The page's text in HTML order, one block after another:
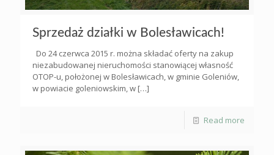
Sprzedaż działki w Bolesławicach!
Do 24 czerwca 2015 r. można składać oferty na zakup
niezabudowanej nieruchomości stanowiącej własność
OTOP-u, położonej w Bolesławicach, w gminie Goleniów,
w powiacie goleniowskim, w […]
Read more